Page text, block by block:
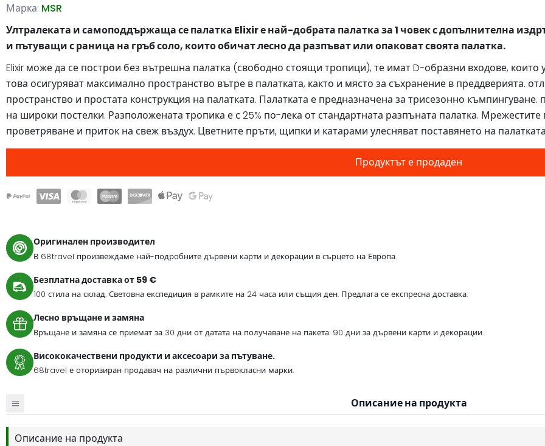
Марка: MSR
Ултралеката и самоподдържаща се палатка Elixir е най-добрата палатка за 1 човек с допълнителна
и пътуващи с раница на гръб соло, които обичат лесно да разпъват или опаковат своята палатка.
Elixir може да се построи без вътрешна палатка (свободно стоящи тропици), те имат D-образни входове, които
това осигуряват максимално пространство вътре в палатката, както и място за съхранение в преддверията.
пространство и простата конструкция на палатката. Палатката е предназначена за трисезонно
на широки постелки. Разположената тропика е с 25% по-лека от стандартната разпъната палатка.
проветряване и приток на свеж въздух. Цветните пръти, щипки и катарами улесняват поставянето на
Продуктът е продаден
Оригинален производител
В 68travel произвеждаме най-подробните дървени карти и декорации в сърцето на Европа.
Безплатна доставка от 59 €
100 стила на склад. Световна експедиция в рамките на 24 часа или същия ден. Предлага се експресна доставка.
Лесно връщане и замяна
Връщане и замяна се приемат за 30 дни от датата на получаване на пакета. 90 дни за дървени карти и декорации.
Висококачествени продукти и аксесоари за пътуване.
68travel е оторизиран продавач на различни първокласни марки.
Описание на продукта
Описание на продукта